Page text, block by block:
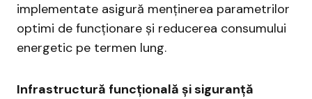
implementate asigură menținerea parametrilor
optimi de funcționare și reducerea consumului
energetic pe termen lung.
Infrastructură funcțională și siguranță